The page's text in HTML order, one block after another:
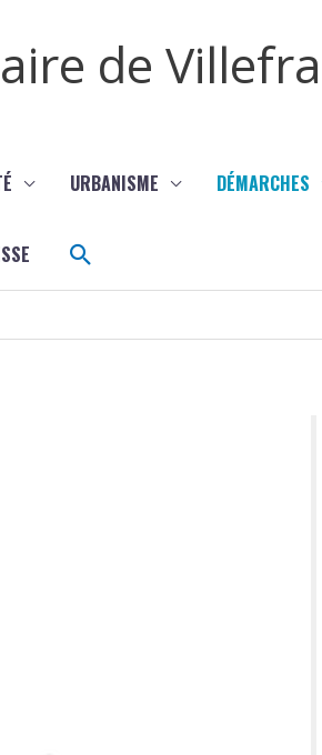
de
URBANISME DÉMARCHES
Rechercher